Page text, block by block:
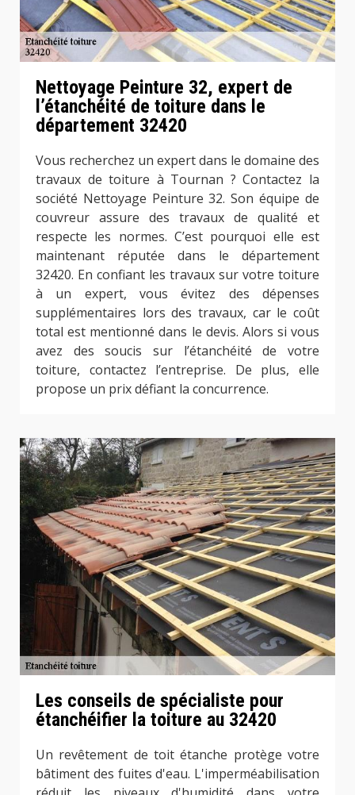
Nettoyage Peinture 32, expert de
l’étanchéité de toiture dans le
département 32420
Vous recherchez un expert dans le domaine des
travaux de toiture à Tournan ? Contactez la
société Nettoyage Peinture 32. Son équipe de
couvreur assure des travaux de qualité et
respecte les normes. C’est pourquoi elle est
maintenant réputée dans le département
32420. En confiant les travaux sur votre toiture
à un expert, vous évitez des dépenses
supplémentaires lors des travaux, car le coût
total est mentionné dans le devis. Alors si vous
avez des soucis sur l’étanchéité de votre
toiture, contactez l’entreprise. De plus, elle
propose un prix défiant la concurrence.
Les conseils de spécialiste pour
étanchéifier la toiture au 32420
Un revêtement de toit étanche protège votre
bâtiment des fuites d'eau. L'imperméabilisation